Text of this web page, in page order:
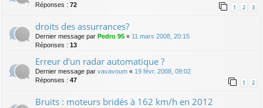
Réponses : 72 1 2 3
droits des assurrances?
Dernier message par Pedro 95 « 11 mars 2008, 20:15
Réponses : 13
Erreur d'un radar automatique ?
Dernier message par vavavoum « 19 févr. 2008, 09:02
Réponses : 47 1 2
Bruits : moteurs bridés à 162 km/h en 2012